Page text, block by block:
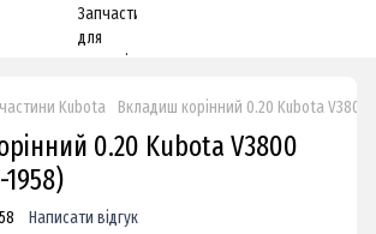
Kubota Вкладиш корінний 0.20 Kubota V3800
0.20 Kubota V3800
1958)
Написати відгук